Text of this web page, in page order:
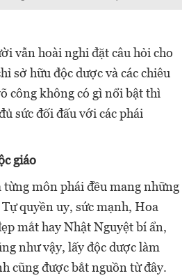
vẫn hoài nghi đặt câu hỏi cho
sở hữu độc dược và các chiêu
công không có gì nổi bật thì
sức đối đấu với các phái
giáo
từng môn phái đều mang những
quyền uy, sức mạnh, Hoa
mắt hay Nhật Nguyệt bí ẩn,
như vậy, lấy độc dược làm
cũng được bắt nguồn từ đây.